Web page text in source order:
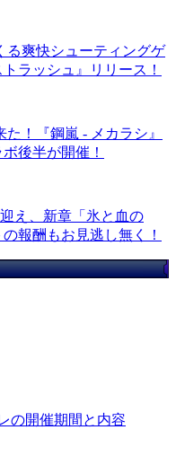
る爽快シューティングゲ
ラッシュ』リリース！
！『鋼嵐 - メカラシ』
後半が開催！
え、新章「氷と血の
報酬もお見逃し無く！
の開催期間と内容